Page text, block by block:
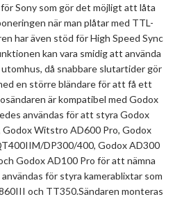
Sony som gör det möjligt att låta
när man plåtar med TTL-
har även stöd för High Speed Sync
kan vara smidig att använda
då snabbare slutartider gör
en större bländare för att få ett
är kompatibel med Godox
användas för att styra Godox
Witstro AD600 Pro, Godox
DP300/400, Godox AD300
Godox AD100 Pro för att nämna
för styra kamerablixtar som
och TT350.Sändaren monteras